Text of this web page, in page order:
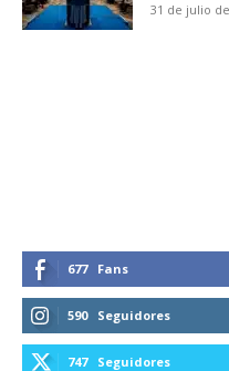
No te
receive all the
tobacco harm
31 de julio
677 Fans
590 Seguidores
747 Seguidores